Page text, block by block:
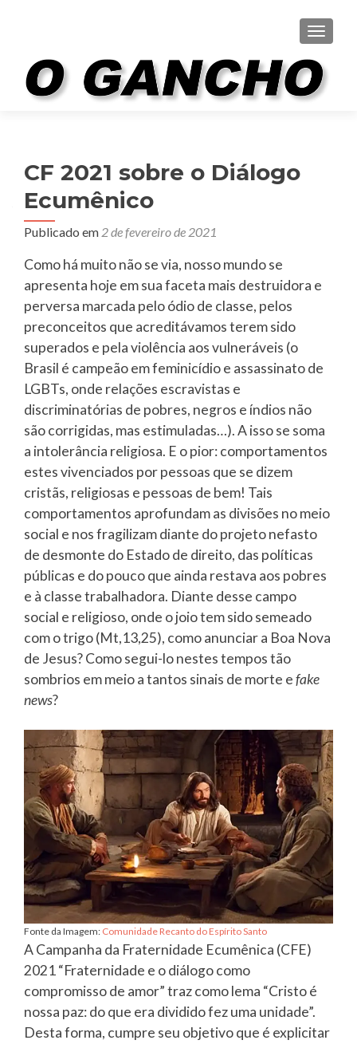
CF 2021 sobre o Diálogo
Ecumênico
Publicado em 2 de fevereiro de 2021
Como há muito não se via, nosso mundo se
apresenta hoje em sua faceta mais destruidora e
perversa marcada pelo ódio de classe, pelos
preconceitos que acreditávamos terem sido
superados e pela violência aos vulneráveis (o
Brasil é campeão em feminicídio e assassinato de
LGBTs, onde relações escravistas e
discriminatórias de pobres, negros e índios não
são corrigidas, mas estimuladas…). A isso se soma
a intolerância religiosa. E o pior: comportamentos
estes vivenciados por pessoas que se dizem
cristãs, religiosas e pessoas de bem! Tais
comportamentos aprofundam as divisões no meio
social e nos fragilizam diante do projeto nefasto
de desmonte do Estado de direito, das políticas
públicas e do pouco que ainda restava aos pobres
e à classe trabalhadora. Diante desse campo
social e religioso, onde o joio tem sido semeado
com o trigo (Mt,13,25), como anunciar a Boa Nova
de Jesus? Como segui-lo nestes tempos tão
sombrios em meio a tantos sinais de morte efake
news?
Fonte da Imagem: Comunidade Recanto do Espírito Santo
A Campanha da Fraternidade Ecumênica (CFE)
2021 “Fraternidade e o diálogo como
compromisso de amor” traz como lema “Cristo é
nossa paz: do que era dividido fez uma unidade”.
Desta forma, cumpre seu objetivo que é explicitar